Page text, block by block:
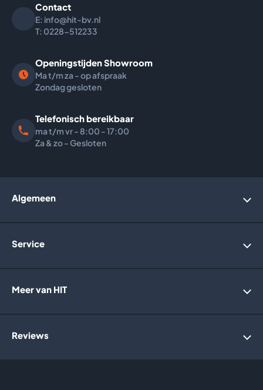
Contact
E: info@hit-bv.nl
T: 0228-512233
Openingstijden Showroom
Ma t/m za - op afspraak
Zondag gesloten
Telefonisch bereikbaar
ma t/m vr - 8:00 - 17:00
Za & zo - Gesloten
Algemeen
Bedrijfsgegevens
Service
Retourneren
Meer van HIT
Holland Solar Heating
Reviews